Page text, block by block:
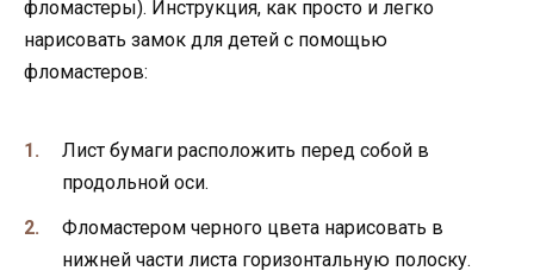
фломастеры). Инструкция, как просто и легко
нарисовать замок для детей с помощью
фломастеров:
Лист бумаги расположить перед собой в
продольной оси.
Фломастером черного цвета нарисовать в
нижней части листа горизонтальную полоску.